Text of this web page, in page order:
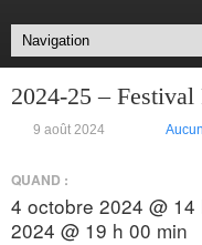
2024-25 –
9 août 2024
QUAND :
4 octobre 2024 @
2024 @ 19 h 00 min